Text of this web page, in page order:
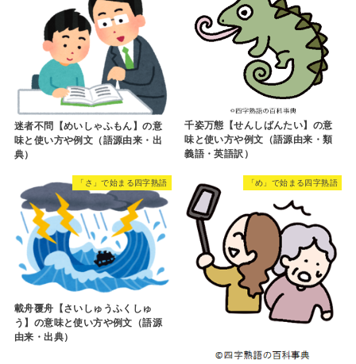
迷者不問【めいしゃふもん】の意
味と使い方や例文（語源由来・出
典）
千姿万態【せんしばんたい】の意
味と使い方や例文（語源由来・類
義語・英語訳）
「さ」で始まる四字熟語
載舟覆舟【さいしゅうふくしゅ
う】の意味と使い方や例文（語源
由来・出典）
「め」で始まる四字熟語